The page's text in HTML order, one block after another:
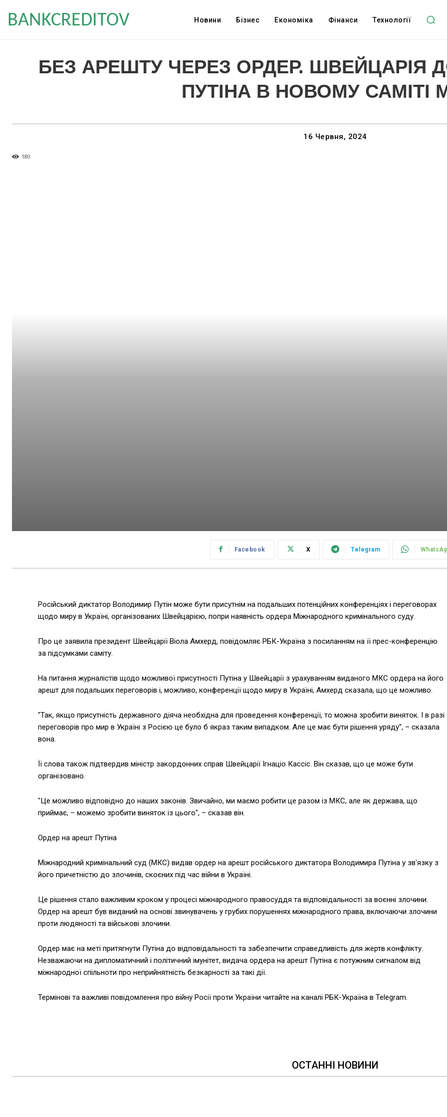
BANKCREDITOV Новини Бізнес Економіка Фінанси Технології
БЕЗ АРЕШТУ ЧЕРЕЗ ОРДЕР. ШВЕЙЦАРІЯ
ПУТІНА В НОВОМУ САМІТІ
16 Червня, 2024
180
Facebook X Telegram
Російський диктатор Володимир Путін може бути присутнім на подальших потенційних конференціях і переговорах
щодо миру в Україні, організованих Швейцарією, попри наявність ордера Міжнародного кримінального суду.
Про це заявила президент Швейцарії Віола Амхерд, повідомляє РБК-Україна з посиланням на її прес-конференцію
за підсумками саміту.
На питання журналістів щодо можливої присутності Путіна у Швейцарії з урахуванням виданого МКС ордера на його
арешт для подальших переговорів і, можливо, конференції щодо миру в Україні, Амхерд сказала, що це можливо.
"Так, якщо присутність державного діяча необхідна для проведення конференції, то можна зробити виняток. І в разі
переговорів про мир в Україні з Росією це було б якраз таким випадком. Але це має бути рішення уряду", – сказала
вона.
Її слова також підтвердив міністр закордонних справ Швейцарії Ігнаціо Кассіс. Він сказав, що це може бути
організовано.
"Це можливо відповідно до наших законів. Звичайно, ми маємо робити це разом із МКС, але як держава, що
приймає, – можемо зробити виняток із цього", – сказав він.
Ордер на арешт Путіна
Міжнародний кримінальний суд (МКС) видав ордер на арешт російського диктатора Володимира Путіна у зв'язку з
його причетністю до злочинів, скоєних під час війни в Україні.
Це рішення стало важливим кроком у процесі міжнародного правосуддя та відповідальності за воєнні злочини.
Ордер на арешт був виданий на основі звинувачень у грубих порушеннях міжнародного права, включаючи злочини
проти людяності та військові злочини.
Ордер має на меті притягнути Путіна до відповідальності та забезпечити справедливість для жертв конфлікту.
Незважаючи на дипломатичний і політичний імунітет, видача ордера на арешт Путіна є потужним сигналом від
міжнародної спільноти про неприйнятність безкарності за такі дії.
Термінові та важливі повідомлення про війну Росії проти України читайте на каналі РБК-Україна в Telegram.
ОСТАННІ НОВИНИ